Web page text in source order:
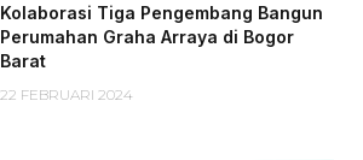
Kolaborasi Tiga Pengembang Bangun
Perumahan Graha Arraya di Bogor
Barat
22 FEBRUARI 2024